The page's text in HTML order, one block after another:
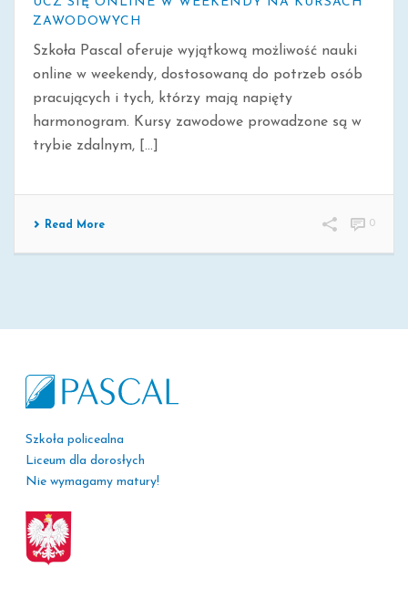
ZAWODOWYCH
Szkoła Pascal oferuje wyjątkową możliwość nauki
online w weekendy, dostosowaną do potrzeb osób
pracujących i tych, którzy mają napięty
harmonogram. Kursy zawodowe prowadzone są w
trybie zdalnym, [...]
Read More 0
Szkoła policealna
Liceum dla dorosłych
Nie wymagamy matury!